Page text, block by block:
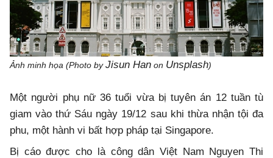
Ảnh minh họa (Photo byJisun Han on Unsplash)
Một người phụ nữ 36 tuổi vừa bị tuyên án 12 tuần tù
giam vào thứ Sáu ngày 19/12 sau khi thừa nhận tội đa
phu, một hành vi bất hợp pháp tại Singapore.
Bị cáo được cho là công dân Việt Nam Nguyen Thi